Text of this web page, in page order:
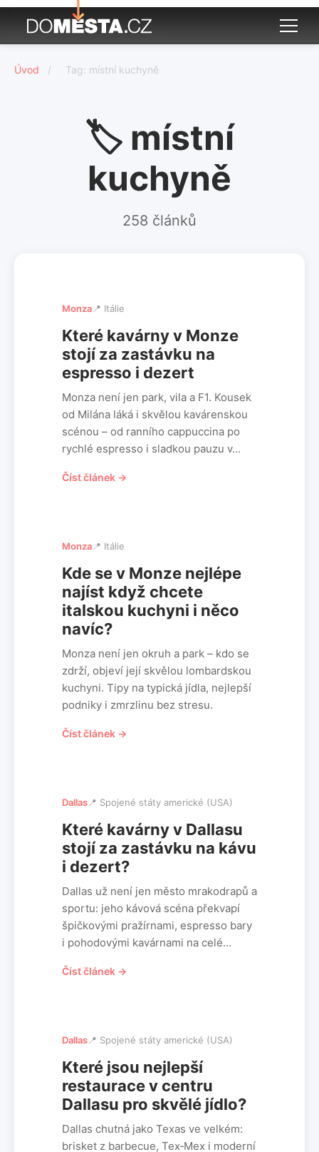
Úvod / Tag: místní kuchyně
🏷️ místní
kuchyně
258 článků
Monza📍 Itálie
Které kavárny v Monze
stojí za zastávku na
espresso i dezert
Monza není jen park, vila a F1. Kousek
od Milána láká i skvělou kavárenskou
scénou – od ranního cappuccina po
rychlé espresso i sladkou pauzu v...
Číst článek →
Monza📍 Itálie
Kde se v Monze nejlépe
najíst když chcete
italskou kuchyni i něco
navíc?
Monza není jen okruh a park – kdo se
zdrží, objeví její skvělou lombardskou
kuchyni. Tipy na typická jídla, nejlepší
podniky i zmrzlinu bez stresu.
Číst článek →
Dallas📍 Spojené státy americké (USA)
Které kavárny v Dallasu
stojí za zastávku na kávu
i dezert?
Dallas už není jen město mrakodrapů a
sportu: jeho kávová scéna překvapí
špičkovými pražírnami, espresso bary
i pohodovými kavárnami na celé...
Číst článek →
Dallas📍 Spojené státy americké (USA)
Které jsou nejlepší
restaurace v centru
Dallasu pro skvělé jídlo?
Dallas chutná jako Texas ve velkém:
brisket z barbecue, Tex‑Mex i moderní